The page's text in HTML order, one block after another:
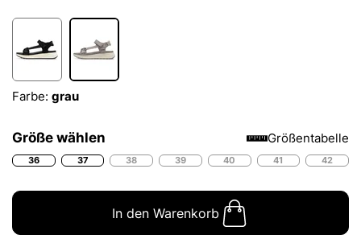
Farbe: grau
Größe wählen Größentabelle
36 37 38 39 40 41 42
In den Warenkorb